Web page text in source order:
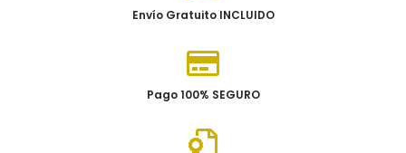
Envío Gratuito INCLUIDO
Pago 100% SEGURO